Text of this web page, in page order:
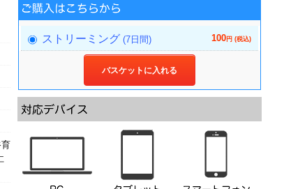
ストリーミング (7日間) 100円 (税込)
バスケットに入れる